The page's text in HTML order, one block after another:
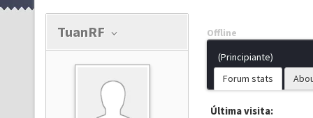
TuanRF
Offline
(Principiante)
Forum stats
Última visita: